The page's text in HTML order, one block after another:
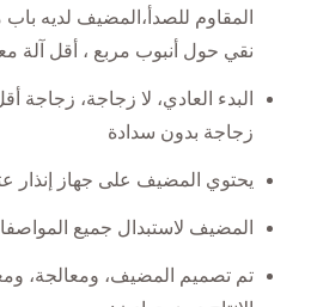
نقي حول أنبوب مربع ، أقل آلة
البدء العادي، لا زجاجة، زجاجة
زجاجة بدون سدادة
يحتوي المضيف على جهاز إنذار
المضيف لاستبدال جميع
تم تصميم المضيف، ومعالجة،